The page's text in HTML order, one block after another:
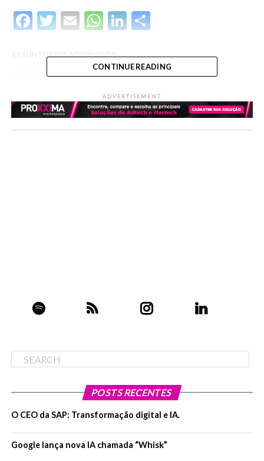
Facebook
Twitter
EmailWhatsApp
LinkedIn
Share
ASSUNTOS RELACIONADOS:
DON'T MISS
A gente viu e achou legal
CONTINUE READING
ADVERTISEMENT
POSTS RECENTES
O CEO da SAP: Transformação digital e IA.
Google lança nova IA chamada “Whisk”